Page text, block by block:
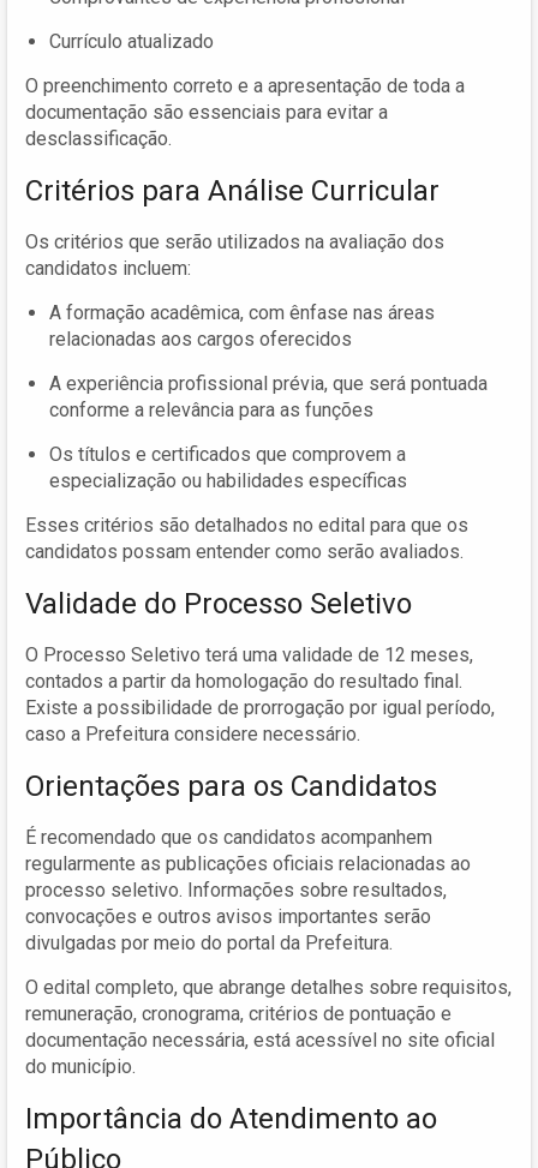
Currículo atualizado
O preenchimento correto e a apresentação de toda a
documentação são essenciais para evitar a
desclassificação.
Critérios para Análise Curricular
Os critérios que serão utilizados na avaliação dos
candidatos incluem:
A formação acadêmica, com ênfase nas áreas
relacionadas aos cargos oferecidos
A experiência profissional prévia, que será pontuada
conforme a relevância para as funções
Os títulos e certificados que comprovem a
especialização ou habilidades específicas
Esses critérios são detalhados no edital para que os
candidatos possam entender como serão avaliados.
Validade do Processo Seletivo
O Processo Seletivo terá uma validade de 12 meses,
contados a partir da homologação do resultado final.
Existe a possibilidade de prorrogação por igual período,
caso a Prefeitura considere necessário.
Orientações para os Candidatos
É recomendado que os candidatos acompanhem
regularmente as publicações oficiais relacionadas ao
processo seletivo. Informações sobre resultados,
convocações e outros avisos importantes serão
divulgadas por meio do portal da Prefeitura.
O edital completo, que abrange detalhes sobre requisitos,
remuneração, cronograma, critérios de pontuação e
documentação necessária, está acessível no site oficial
do município.
Importância do Atendimento ao
Público